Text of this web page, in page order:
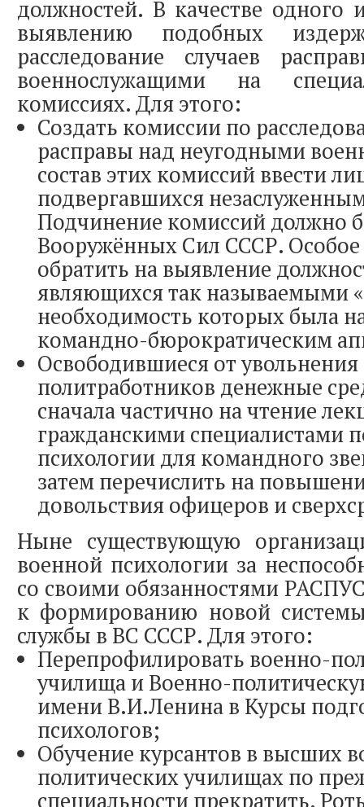
должностей. В качестве одного
выявлению подобных
расследование случаев
военнослужащими на
комиссиях. Для этого:
Создать комиссии по
расправы над неугодными
состав этих комиссий ввести
подвергавшихся
Подчинение комиссий должно
Вооружённых Сил СССР.
обратить на выявление
являющихся так называемыми
необходимость которых была
командно-бюрократическим
Освободившиеся от увольнения
политработников денежные
сначала частично на чтение
гражданскими специалистами
психологии для командного
затем перечислить на
довольствия офицеров и
Ныне существующую
военной психологии за
со своими обязанностями
к формированию новой
службы в ВС СССР. Для этого:
Перепрофилировать военно-
училища и Военно-
имени В.И.Ленина в Курсы
психологов;
Обучение курсантов в высших
политических училищах по
специальности прекратить.